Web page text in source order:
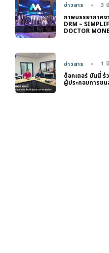
ข่าวสาร 3
ภาพบรรยากาศง
DRM –
DOCTOR
ข่าวสาร 1
ด๊อกเตอร์ มันนี่ ร่
ผู้ประกอบการขน